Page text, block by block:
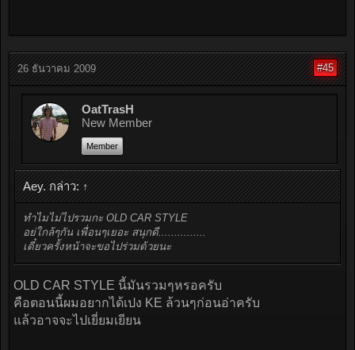
26 ธันวาคม 2009 #45
OatTrasH
New Member
Member
Aey. กล่าว: ↑
ทำไมไม่ไปรวมกะ OLD CAR STYLE
อย่ใกล้ๆกัน เพื่อนๆเยอะ สนุกดี...............
เดี๋ยวครั้งหน้าจะขอไปร่วมด้วยนะ
OLD CAR STYLE นี้มันรวมๆหรอครับ
คือตอนนี้ผมอยากได้เปง KE ล้วนๆก่อนอ่าครับ
แล้วอาจจะไปเยี่ยมเยียน